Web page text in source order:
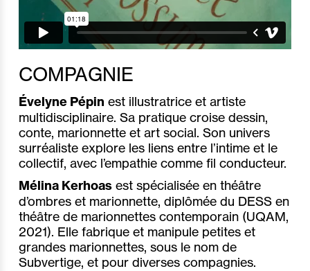
COMPAGNIE
Évelyne Pépin est illustratrice et artiste
multidisciplinaire. Sa pratique croise dessin,
conte, marionnette et art social. Son univers
surréaliste explore les liens entre l’intime et le
collectif, avec l’empathie comme fil conducteur.
Mélina Kerhoas est spécialisée en théâtre
d’ombres et marionnette, diplômée du DESS en
théâtre de marionnettes contemporain (UQAM,
2021). Elle fabrique et manipule petites et
grandes marionnettes, sous le nom de
Subvertige, et pour diverses compagnies.